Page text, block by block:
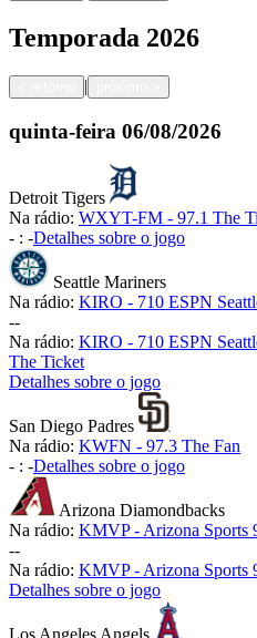
Temporada 2026
|
quinta-feira 06/08/2026
Detroit Tigers
Na rádio: WXYT-FM - 97.1 The
- : -Detalhes sobre o jogo
Seattle Mariners
Na rádio: KIRO - 710 ESPN
--
Na rádio: KIRO - 710 ESPN
The Ticket
Detalhes sobre o jogo
San Diego Padres
Na rádio: KWFN - 97.3 The Fan
- : -Detalhes sobre o jogo
Arizona Diamondbacks
Na rádio: KMVP - Arizona Sports
--
Na rádio: KMVP - Arizona Sports
Detalhes sobre o jogo